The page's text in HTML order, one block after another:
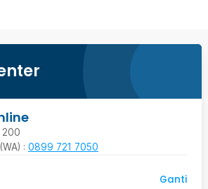
200
: 0899 721 7050
Ganti